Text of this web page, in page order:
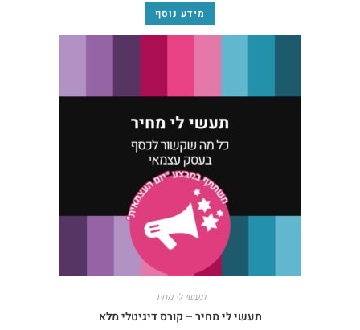
מידע נוסף
תעשי לי מחיר
תעשי לי מחיר – קורס דיגיטלי מלא